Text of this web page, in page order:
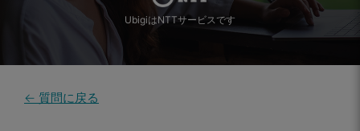
UbigiはNTTサービスです
← 質問に戻る